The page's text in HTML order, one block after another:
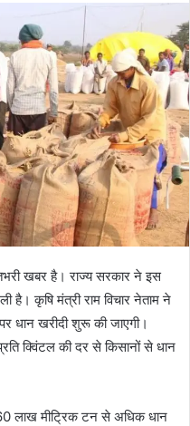
खबर है। राज्य सरकार ने इस
है। कृषि मंत्री राम विचार नेताम ने
धान खरीदी शुरू की जाएगी।
क्विंटल की दर से किसानों से धान
लाख मीट्रिक टन से अधिक धान